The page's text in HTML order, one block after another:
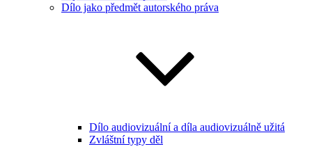
Dílo jako předmět autorského práva
Dílo audiovizuální a díla audiovizuálně užitá
Zvláštní typy děl